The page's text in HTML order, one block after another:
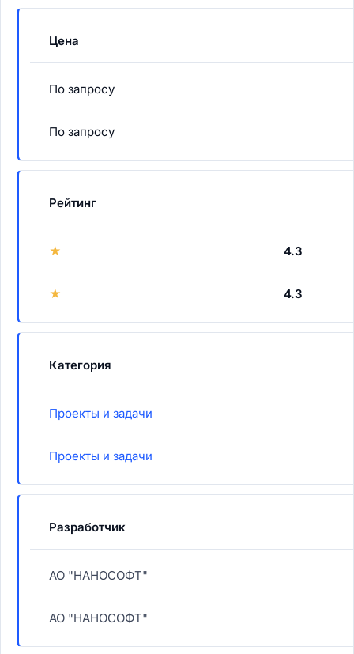
Цена
По запросу
По запросу
Рейтинг
★ 4.3
★ 4.3
Категория
Проекты и задачи
Проекты и задачи
Разработчик
АО "НАНОСОФТ"
АО "НАНОСОФТ"